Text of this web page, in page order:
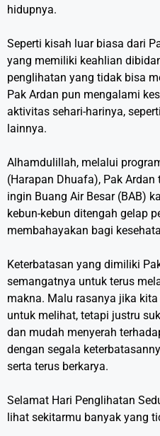
hidupnya.
Seperti kisah luar biasa dari
yang memiliki keahlian
penglihatan yang tidak bisa
Pak Ardan pun mengalami
aktivitas sehari-harinya,
lainnya.
Alhamdulillah, melalui
(Harapan Dhuafa), Pak
ingin Buang Air Besar (BAB)
kebun-kebun ditengah gelap
membahayakan bagi
Keterbatasan yang dimiliki
semangatnya untuk terus
makna. Malu rasanya jika
untuk melihat, tetapi justru
dan mudah menyerah
dengan segala
serta terus berkarya.
Selamat Hari Penglihatan
lihat sekitarmu banyak yang